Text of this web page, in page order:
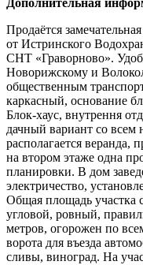
Продаётся
от Истринского
СНТ «Граворново».
Новорижскому и
общественным
каркасный, основание
Блок-хаус, внутрення
дачный вариант со
располагается веранда,
на втором этаже одна
планировки. В дом
электричество,
Общая площадь участка
угловой, ровный,
метров, огорожен по
ворота для въезда
сливы, виноград. На